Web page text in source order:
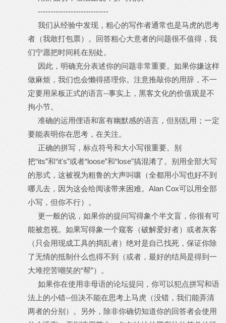
----------------------------
我们从经验中发现，粗心的写作者通常也是马虎的思考
者（我敢打包票）。回答粗心大意者的问题很不值得，我
们宁愿把时间耗在别处。
因此，明确充分表述你的问题非常重要。如果你嫌这样
做麻烦，我们也会懒得搭理你。注意推敲你的用辞，不一
定要用呆板正式的语言--事实上，黑客文化的价值观是不
拘小节。
准确的运用俚语和富有幽默感的语言，但别乱用；一定
要能表明你在思考，在关注。
正确的拼写，标点符号和大小写很重要。别
把“its”和“it's”或者“loose”和“lose”搞混淆了。别用全部大写
的形式，这被视为粗鲁的大声叫嚷（全都用小写也好不到
哪儿去，因为这会给阅读带来困难。Alan Cox可以用全部
小写，但你不行）。
更一般的说，如果你的提问写得象个半文盲，你很有可
能被忽视。如果写得象一个窥客（破解爱好者）或者灰客
（只会用现成工具的捣乱者）绝对是自己找死，保证你除
了无情的抵制什么也得不到（或者，最好的结局是得到一
大堆挖苦嘲笑的“帮”）。
如果你在使用非母语的论坛提问，你可以犯点拼写和语
法上的小错--但决不能在思考上马虎（没错，我们能弄清
两者的分别）。另外，除非你确切知道你的回答者会使用